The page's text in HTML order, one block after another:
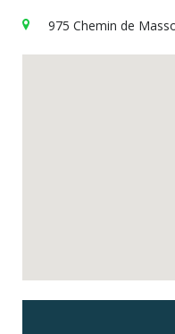
975 Chemin de